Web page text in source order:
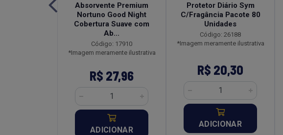
Absorvente Premium
Nortuno Good Night
Cobertura Suave com
Ab...
Código: 17910
*Imagem meramente ilustrativa
R$ 27,96
ADICIONAR
Protetor Diário Sym
C/Fragância Pacote 80
Unidades
Código: 26188
*Imagem meramente ilustrativa
R$ 20,30
ADICIONAR